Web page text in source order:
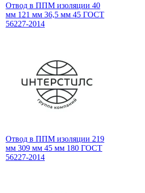
Отвод в ППМ изоляции 40
мм 121 мм 36,5 мм 45 ГОСТ
56227-2014
Отвод в ППМ изоляции 219
мм 309 мм 45 мм 180 ГОСТ
56227-2014